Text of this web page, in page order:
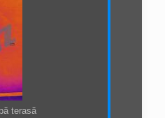
terasă